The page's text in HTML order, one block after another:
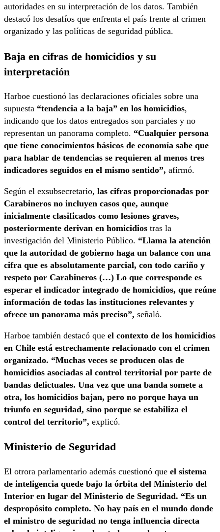
autoridades en su interpretación de los datos. También
destacó los desafíos que enfrenta el país frente al crimen
organizado y las políticas de seguridad pública.
Baja en cifras de homicidios y su
interpretación
Harboe cuestionó las declaraciones oficiales sobre una
supuesta “tendencia a la baja” en los homicidios,
indicando que los datos entregados son parciales y no
representan un panorama completo. “Cualquier persona
que tiene conocimientos básicos de economía sabe que
para hablar de tendencias se requieren al menos tres
indicadores seguidos en el mismo sentido”, afirmó.
Según el exsubsecretario, las cifras proporcionadas por
Carabineros no incluyen casos que, aunque
inicialmente clasificados como lesiones graves,
posteriormente derivan en homicidios tras la
investigación del Ministerio Público. “Llama la atención
que la autoridad de gobierno haga un balance con una
cifra que es absolutamente parcial, con todo cariño y
respeto por Carabineros (…) Lo que corresponde es
esperar el indicador integrado de homicidios, que reúne
información de todas las instituciones relevantes y
ofrece un panorama más preciso”, señaló.
Harboe también destacó que el contexto de los homicidios
en Chile está estrechamente relacionado con el crimen
organizado. “Muchas veces se producen olas de
homicidios asociadas al control territorial por parte de
bandas delictuales. Una vez que una banda somete a
otra, los homicidios bajan, pero no porque haya un
triunfo en seguridad, sino porque se estabiliza el
control del territorio”, explicó.
Ministerio de Seguridad
El otrora parlamentario además cuestionó que el sistema
de inteligencia quede bajo la órbita del Ministerio del
Interior en lugar del Ministerio de Seguridad. “Es un
despropósito completo. No hay país en el mundo donde
el ministro de seguridad no tenga influencia directa